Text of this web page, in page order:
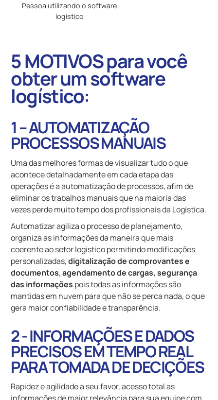
Pessoa utilizando o software
logístico
5 MOTIVOS para você
obter um software
logístico:
1 – AUTOMATIZAÇÃO
PROCESSOS MANUAIS
Uma das melhores formas de visualizar tudo o que
acontece detalhadamente em cada etapa das
operações é a automatização de processos, afim de
eliminar os trabalhos manuais que na maioria das
vezes perde muito tempo dos profissionais da Logística.
Automatizar agiliza o processo de planejamento,
organiza as informações da maneira que mais
coerente ao setor logístico permitindo modificações
personalizadas,digitalização de comprovantes e
documentos,agendamento de cargas, segurança
das informações pois todas as informações são
mantidas em nuvem para que não se perca nada, o que
gera maior confiabilidade e transparência.
2 - INFORMAÇÕES E DADOS
PRECISOS EM TEMPO REAL
PARA TOMADA DE DECIÇÕES
Rapidez e agilidade a seu favor, acesso total as